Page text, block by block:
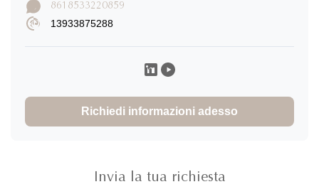
8618533220859
13933875288
Richiedi informazioni adesso
Invia la tua richiesta